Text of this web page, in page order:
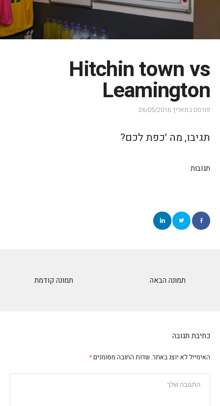
Hitchin town vs
Leamington
פורסם בתאריך26/05/2016
תגיבו, מה ׳כפת לכם?
תגובות
תמונה קודמת תמונה הבאה
כתיבת תגובה
האימייל לא יוצג באתר. שדות החובה מסומנים*